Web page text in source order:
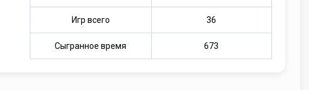
Игр всего 36
Сыгранное время 673